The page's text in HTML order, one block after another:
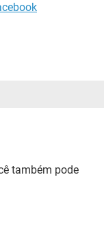
também pode